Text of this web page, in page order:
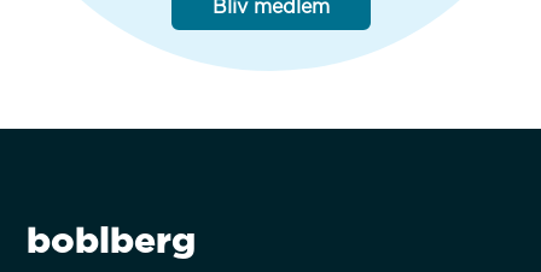
Bliv medlem
boblberg